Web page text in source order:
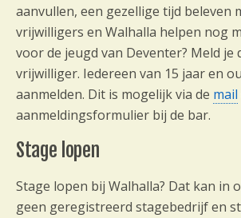
aanvullen, een gezellige tijd beleven
vrijwilligers en Walhalla helpen nog
voor de jeugd van Deventer? Meld je
vrijwilliger. Iedereen van 15 jaar en
aanmelden. Dit is mogelijk via de mail
aanmeldingsformulier bij de bar.
Stage lopen
Stage lopen bij Walhalla? Dat kan in
geen geregistreerd stagebedrijf en